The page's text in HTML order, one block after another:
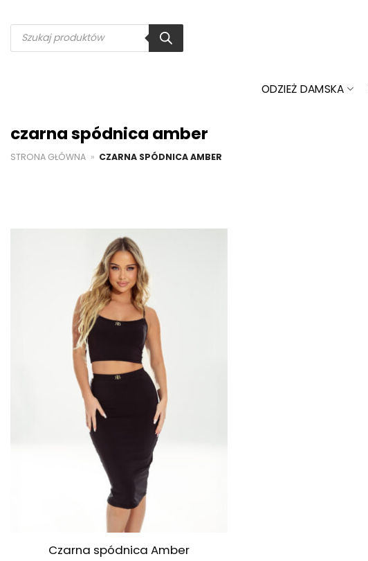
do
zawartości
Wyszukiwarka
produktów
ODZIEŻ DAMSKA
czarna spódnica amber
STRONA GŁÓWNA » CZARNA SPÓDNICA AMBER
Czarna spódnica Amber